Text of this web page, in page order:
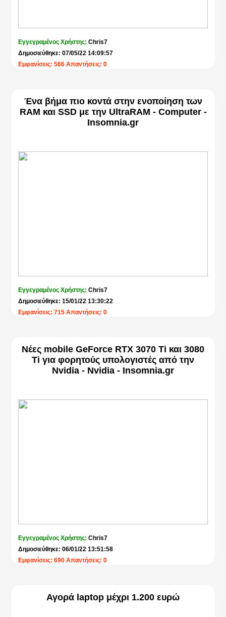
Εγγεγραμένος Χρήστης:Chris7
Δημοσιεύθηκε: 07/05/22 14:09:57
Εμφανίσεις: 566 Απαντήσεις: 0
Ένα βήμα πιο κοντά στην ενοποίηση των
RAM και SSD με την UltraRAM - Computer -
Insomnia.gr
Εγγεγραμένος Χρήστης:Chris7
Δημοσιεύθηκε: 15/01/22 13:30:22
Εμφανίσεις: 715 Απαντήσεις: 0
Νέες mobile GeForce RTX 3070 Ti και 3080
Ti για φορητούς υπολογιστές από την
Nvidia - Nvidia - Insomnia.gr
Εγγεγραμένος Χρήστης:Chris7
Δημοσιεύθηκε: 06/01/22 13:51:58
Εμφανίσεις: 690 Απαντήσεις: 0
Αγορά laptop μέχρι 1.200 ευρώ